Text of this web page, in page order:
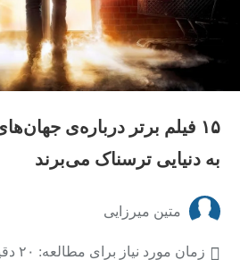
۱۵ فیلم برتر درباره‌ی
به دنیایی ترسناک می‌برند
متین میرزایی
زمان مورد نیاز برای مطالعه: ۲۰ دقیقه